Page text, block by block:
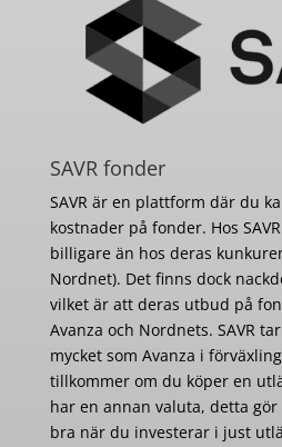
SAVR fonder
SAVR är en plattform där du
kostnader på fonder. Hos
billigare än hos deras
Nordnet). Det finns dock
vilket är att deras utbud på
Avanza och Nordnets. SAVR
mycket som Avanza i
tillkommer om du köper en
har en annan valuta, detta gör
bra när du investerar i just